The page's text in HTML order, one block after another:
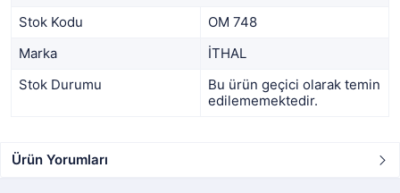
Stok Kodu
OM 748
Marka
İTHAL
Stok Durumu
Bu ürün geçici olarak temin
edilememektedir.
Ürün Yorumları